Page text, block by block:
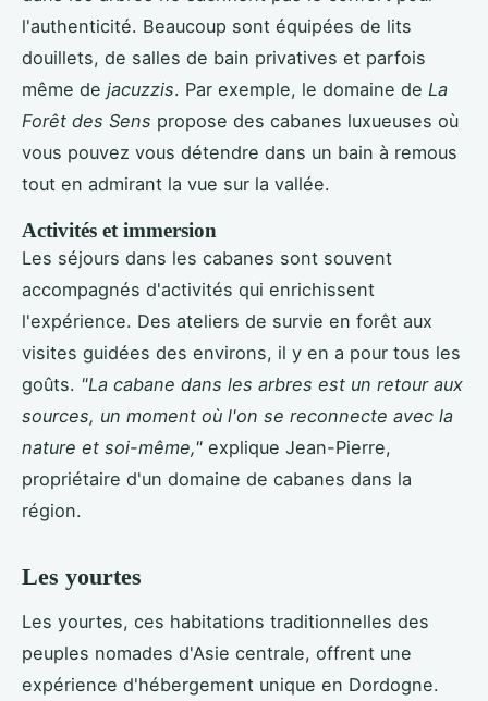
l'authenticité. Beaucoup sont équipées de lits
douillets, de salles de bain privatives et parfois
même de jacuzzis. Par exemple, le domaine de La
Forêt des Sens propose des cabanes luxueuses où
vous pouvez vous détendre dans un bain à remous
tout en admirant la vue sur la vallée.
Activités et immersion
Les séjours dans les cabanes sont souvent
accompagnés d'activités qui enrichissent
l'expérience. Des ateliers de survie en forêt aux
visites guidées des environs, il y en a pour tous les
goûts. "La cabane dans les arbres est un retour aux
sources, un moment où l'on se reconnecte avec la
nature et soi-même," explique Jean-Pierre,
propriétaire d'un domaine de cabanes dans la
région.
Les yourtes
Les yourtes, ces habitations traditionnelles des
peuples nomades d'Asie centrale, offrent une
expérience d'hébergement unique en Dordogne.